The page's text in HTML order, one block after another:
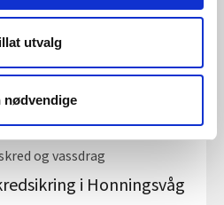
utvalg
nødvendige
og vassdrag
i Honningsvåg